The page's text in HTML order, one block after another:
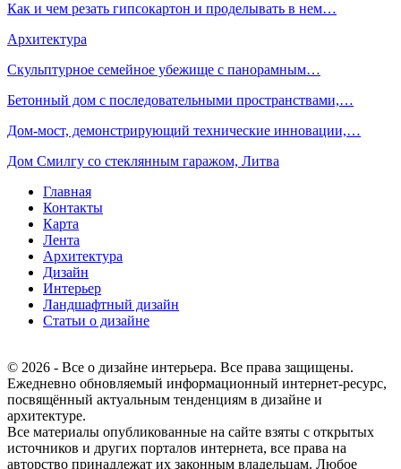
Как и чем резать гипсокартон и проделывать в нем…
Архитектура
Скульптурное семейное убежище с панорамным…
Бетонный дом с последовательными пространствами,…
Дом-мост, демонстрирующий технические инновации,…
Дом Смилгу со стеклянным гаражом, Литва
Главная
Контакты
Карта
Лента
Архитектура
Дизайн
Интерьер
Ландшафтный дизайн
Статьи о дизайне
© 2026 - Все о дизайне интерьера. Все права защищены.
Ежедневно обновляемый информационный интернет-ресурс,
посвящённый актуальным тенденциям в дизайне и
архитектуре.
Все материалы опубликованные на сайте взяты с открытых
источников и других порталов интернета, все права на
авторство принадлежат их законным владельцам. Любое